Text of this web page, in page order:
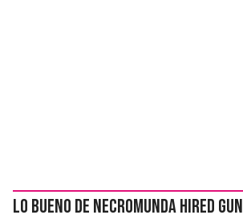
Lo bueno de Necromunda Hired Gun